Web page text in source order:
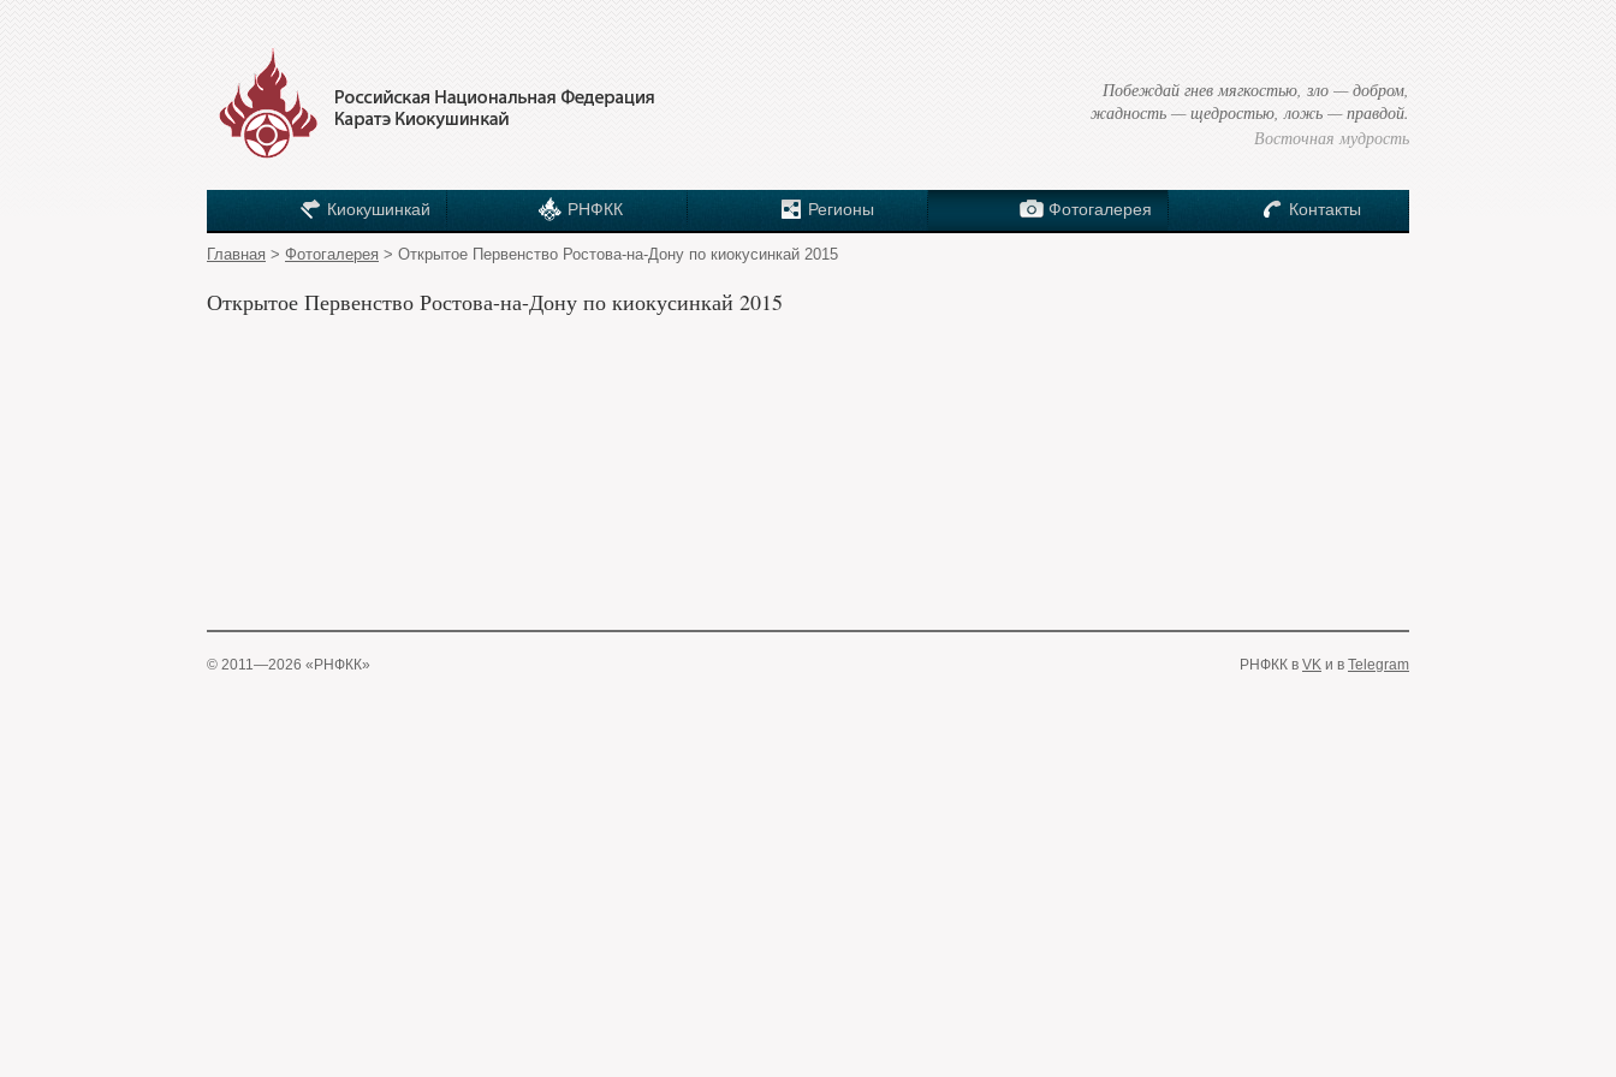
Побеждай гнев мягкостью, зло — добром,
жадность — щедростью, ложь — правдой.
Восточная мудрость
Киокушинкай РНФКК Регионы Фотогалерея Контакты
Главная > Фотогалерея > Открытое Первенство Ростова-на-Дону по киокусинкай 2015
Открытое Первенство Ростова-на-Дону по киокусинкай 2015
© 2011—2026 «РНФКК» РНФКК в VK и в Telegram